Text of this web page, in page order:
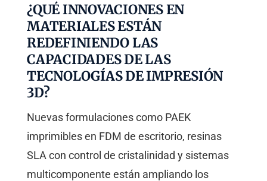
¿QUÉ INNOVACIONES EN
MATERIALES ESTÁN
REDEFINIENDO LAS
CAPACIDADES DE LAS
TECNOLOGÍAS DE IMPRESIÓN
3D?
Nuevas formulaciones como PAEK
imprimibles en FDM de escritorio, resinas
SLA con control de cristalinidad y sistemas
multicomponente están ampliando los